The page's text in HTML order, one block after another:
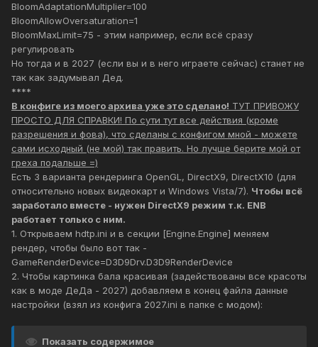
BloomAdaptationMultiplier=100
BloomAllowOversaturation=1
BloomMaxLimit=75 - этим например, если всё сразу
регулировать
Но тогда и в 2027 (если вы и в него играете сейчас) станет не
так как задумывал Дед.
****
В конфиге из моего архива уже это сделано! ТУТ ПРИВОЖУ
ПРОСТО ДЛЯ СПРАВКИ! По сути тут все действия (кроме
разрешения и фова), что сделаны с конфигом мной - можете
сами исходный (не мой) так править. Но лучше берите мой от
греха подальше =)
Есть 3 варианта рендеринга OpenGL, DirectX9, DirectX10 (для
относительно новых видеокарт и Windows Vista/7). Чтобы всё
заработало вместе - нужен DirectX9 режим т.к. ENB
работает только с ним.
1. Открываем hdtp.ini и в секции [Engine.Engine] меняем
рендер, чтобы было вот так -
GameRenderDevice=D3D9Drv.D3D9RenderDevice
2. Чтобы картинка бала красивая (задействованы все красоты
как в моде ДеДа - 2027) добавляем в конец файла данные
настройки (взял из конфига 2027.ini в папке с модом):
Показать содержимое